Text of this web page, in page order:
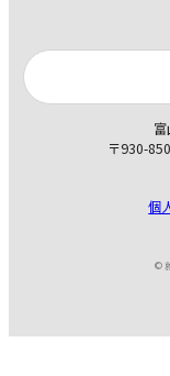
〒930-
個
©